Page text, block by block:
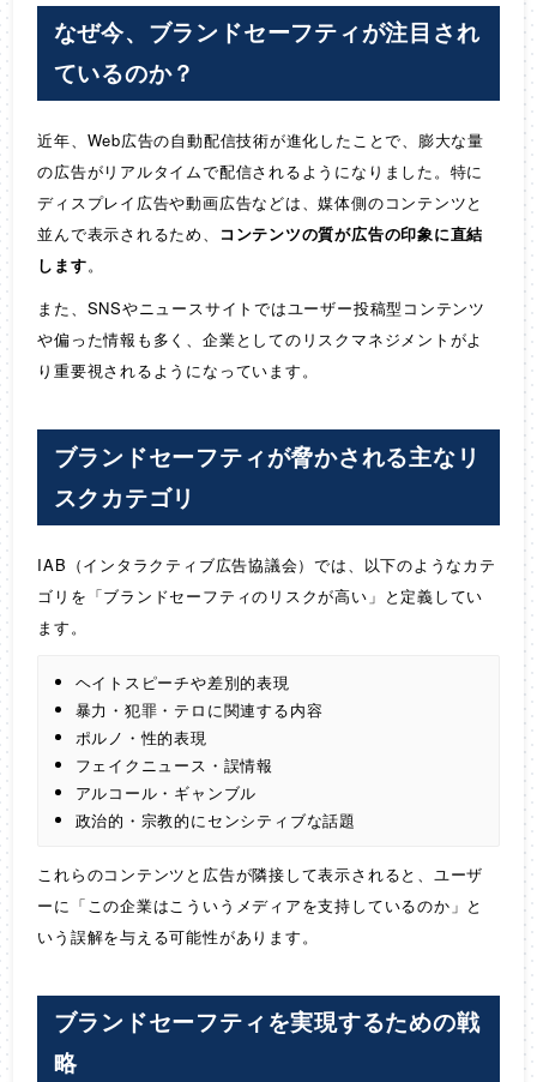
なぜ今、ブランドセーフティが注目され
ているのか？
近年、Web広告の自動配信技術が進化したことで、膨大な量
の広告がリアルタイムで配信されるようになりました。特に
ディスプレイ広告や動画広告などは、媒体側のコンテンツと
並んで表示されるため、
コンテンツの質が広告の印象に直結
します。
また、SNSやニュースサイトではユーザー投稿型コンテンツ
や偏った情報も多く、企業としてのリスクマネジメントがよ
り重要視されるようになっています。
ブランドセーフティが脅かされる主なリ
スクカテゴリ
IAB（インタラクティブ広告協議会）では、以下のようなカテ
ゴリを「ブランドセーフティのリスクが高い」と定義してい
ます。
ヘイトスピーチや差別的表現
暴力・犯罪・テロに関連する内容
ポルノ・性的表現
フェイクニュース・誤情報
アルコール・ギャンブル
政治的・宗教的にセンシティブな話題
これらのコンテンツと広告が隣接して表示されると、ユーザ
ーに「この企業はこういうメディアを支持しているのか」と
いう誤解を与える可能性があります。
ブランドセーフティを実現するための戦
略